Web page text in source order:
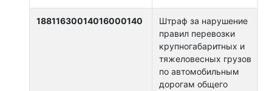
18811630014016000140
Штраф за нарушение
правил перевозки
крупногабаритных и
тяжеловесных грузов
по автомобильным
дорогам общего